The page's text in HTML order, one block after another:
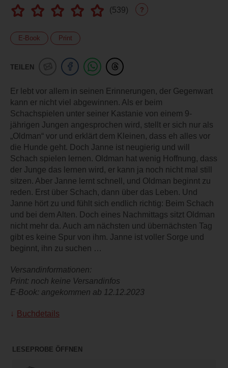
(539) ?
E-Book Print
TEILEN
Er lebt vor allem in seinen Erinnerungen, der Gegenwart
kann er nicht viel abgewinnen. Als er beim
Schachspielen unter seiner Kastanie von einem 9-
jährigen Jungen angesprochen wird, stellt er sich nur als
„Oldman“ vor und erklärt dem Kleinen, dass eh alles vor
die Hunde geht. Doch Janne ist neugierig und will
Schach spielen lernen. Oldman hat wenig Hoffnung, dass
der Junge das lernen wird, er kann ja noch nicht mal still
sitzen. Aber Janne lernt schnell, und Oldman beginnt zu
reden. Erst über Schach, dann über das Leben. Und
Janne hört zu und fühlt sich endlich richtig: Beim Schach
und bei dem Alten. Doch eines Nachmittags sitzt Oldman
nicht mehr da. Auch am nächsten und übernächsten Tag
gibt es keine Spur von ihm. Janne ist voller Sorge und
beginnt, ihn zu suchen …
Versandinformationen:
Print: noch keine Versandinfos
E-Book: angekommen ab 12.12.2023
Buchdetails
LESEPROBE ÖFFNEN